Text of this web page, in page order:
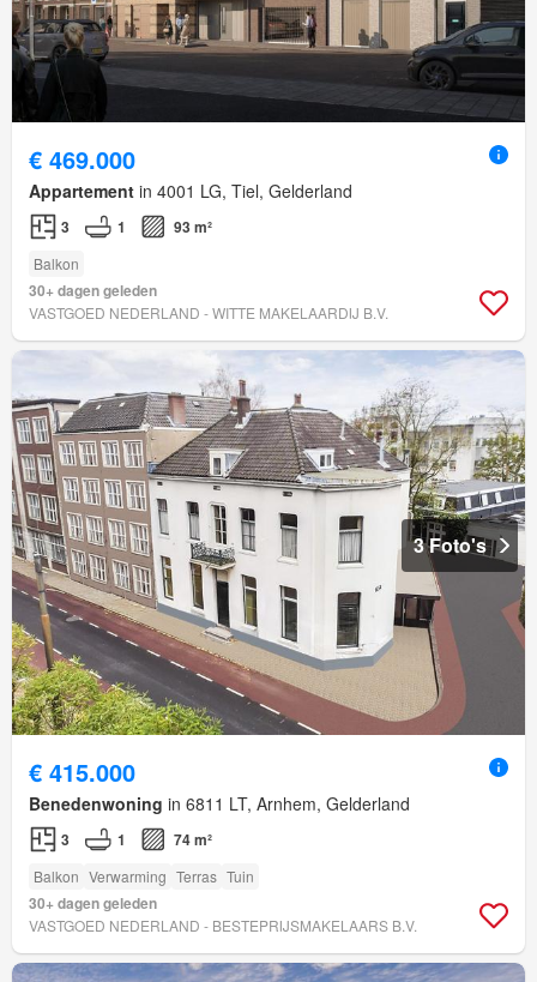
€ 469.000
Appartement in 4001 LG, Tiel, Gelderland
3 1 93 m²
Balkon
30+ dagen geleden
VASTGOED NEDERLAND - WITTE MAKELAARDIJ B.V.
3 Foto's
€ 415.000
Benedenwoning in 6811 LT, Arnhem, Gelderland
3 1 74 m²
Balkon Verwarming Terras Tuin
30+ dagen geleden
VASTGOED NEDERLAND - BESTEPRIJSMAKELAARS B.V.